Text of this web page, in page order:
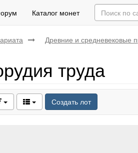
Каталог монет
Древние и средневековые
труда
Создать лот